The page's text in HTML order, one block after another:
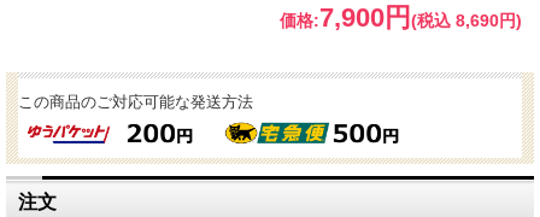
価格:7,900円 (税込 8,690円)
この商品のご対応可能な発送方法
注文